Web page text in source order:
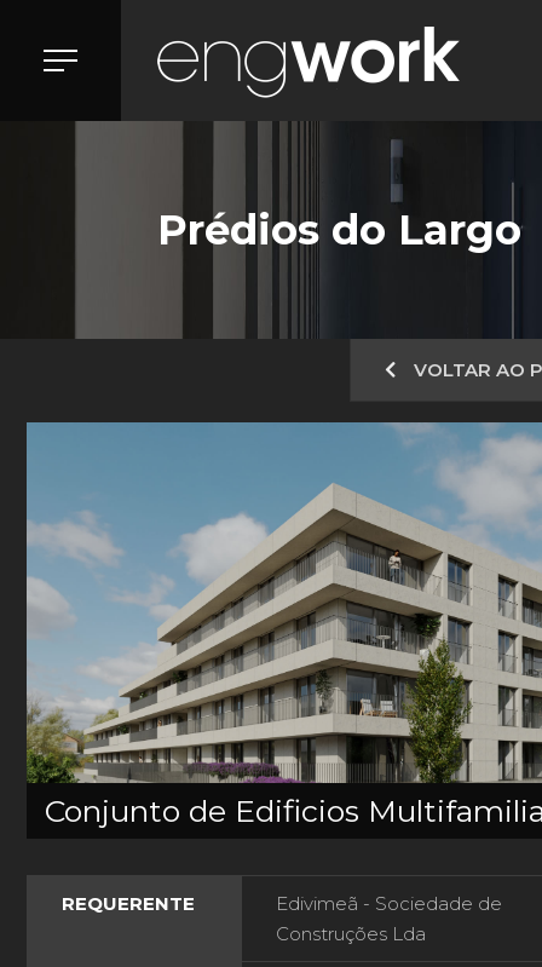
Prédios do Largo
VOLTAR AO
Conjunto de Edificios
REQUERENTE
Edivimeã - Sociedade de
Construções Lda